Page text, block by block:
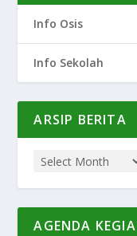
Info Osis
Info Sekolah
ARSIP BERITA
AGENDA